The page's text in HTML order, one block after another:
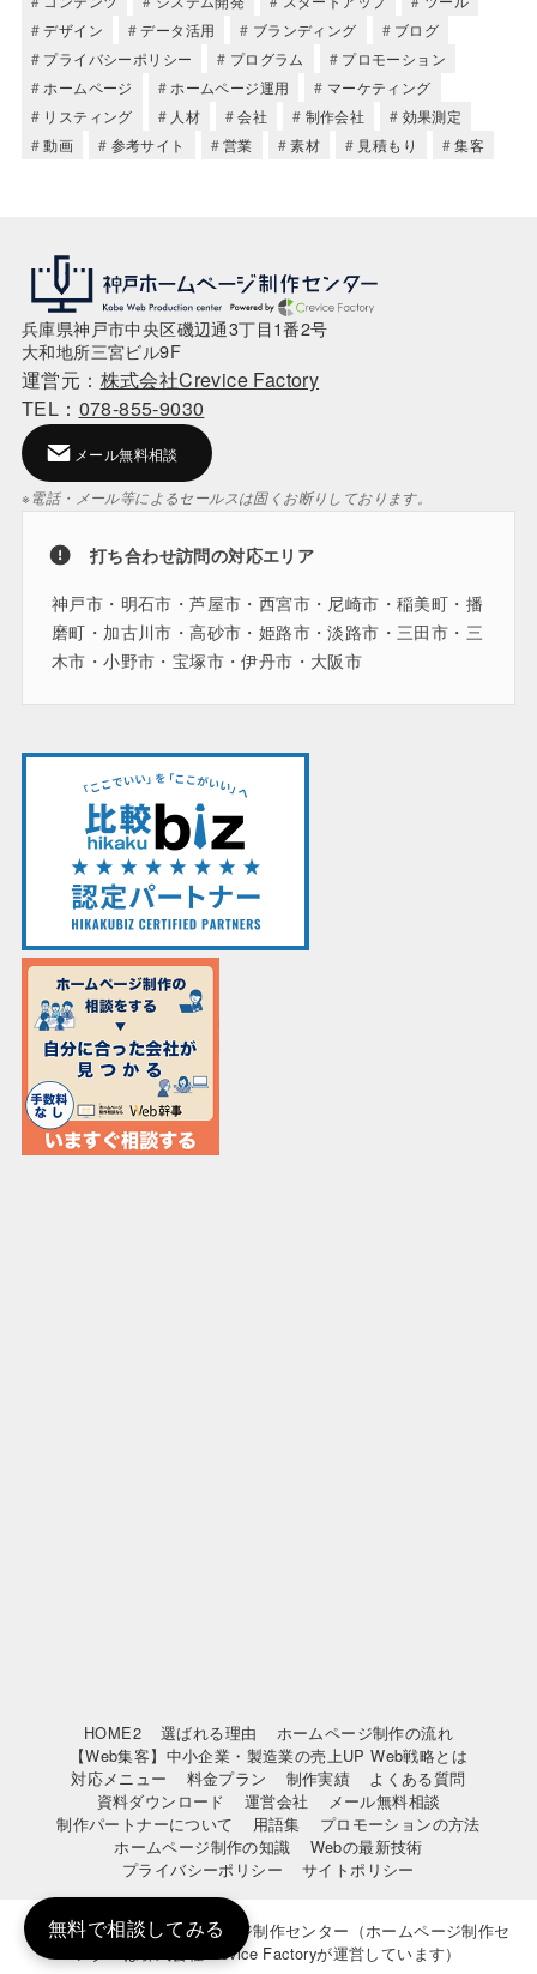
無料で相談してみる
デザイン
データ活用 ブランディング
ブログ
プライバシーポリシー
プログラム
プロモーション
ホームページ
ホームページ運用
マーケティング
リスティング
人材 会社 制作会社
効果測定
動画
参考サイト 営業 素材 見積もり 集客
兵庫県神戸市中央区磯辺通3丁目1番2号
大和地所三宮ビル9F
運営元： 株式会社Crevice Factory
TEL： 078-855-9030
メール無料相談
※電話・メール等によるセールスは固くお断りしております。
打ち合わせ訪問の対応エリア
神戸市・明石市・芦屋市・西宮市・尼崎市・稲美町・播
磨町・加古川市・高砂市・姫路市・淡路市・三田市・三
木市・小野市・宝塚市・伊丹市・大阪市
HOME2 選ばれる理由
ホームページ制作の流れ
【Web集客】中小企業・製造業の売上UP Web戦略とは
対応メニュー
料金プラン 制作実績
よくある質問
資料ダウンロード
運営会社
メール無料相談
制作パートナーについて
用語集
プロモーションの方法
ホームページ制作の知識
Webの最新技術
プライバシーポリシー
サイトポリシー
© 2010-2024 神戸ホームページ制作センター（ホームページ制作セ
ンターは株式会社Crevice Factoryが運営しています）